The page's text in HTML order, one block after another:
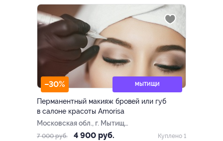
–30% МЫТИЩИ
Перманентный макияж бровей или губ
в салоне красоты Amorisa
Московская обл., г. Мытищи,
ул. Академика Каргина, д.
7 000 руб. 4 900 руб. Куплено 1